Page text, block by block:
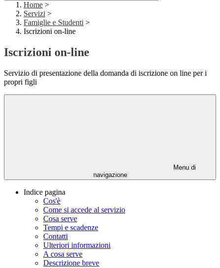
Home >
Servizi >
Famiglie e Studenti >
Iscrizioni on-line
Iscrizioni on-line
Servizio di presentazione della domanda di iscrizione on line per i
propri figli
Menu di
navigazione
Indice pagina
Cos'è
Come si accede al servizio
Cosa serve
Tempi e scadenze
Contatti
Ulteriori informazioni
A cosa serve
Descrizione breve